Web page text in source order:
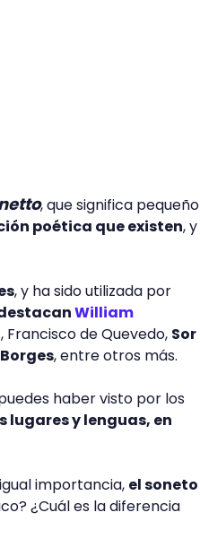
, que significa pequeño
poética que existen, y
, y ha sido utilizada por
William
de Quevedo, Sor
, entre otros más.
haber visto por los
lugares y lenguas, en
importancia, el soneto
¿Cuál es la diferencia